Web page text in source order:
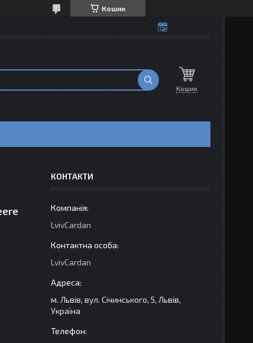
Кошик
Кошик
КОНТАКТИ
LvivCardan
LvivCardan
м. Львів, вул. Січинського, 5, Львів,
Україна